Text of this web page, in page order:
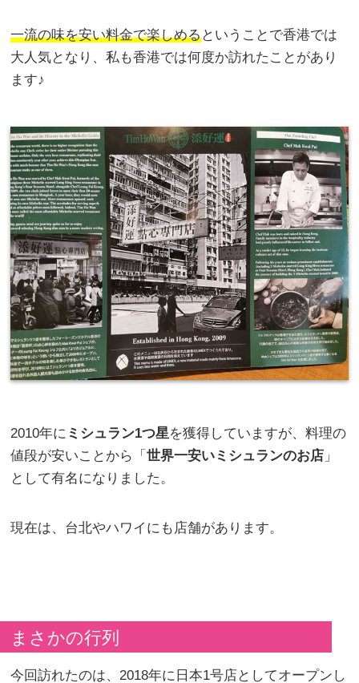
一流の味を安い料金で楽しめるということで香港では
大人気となり、私も香港では何度か訪れたことがあり
ます♪
2010年に ミシュラン1つ星を獲得していますが、料理の
値段が安いことから「世界一安いミシュランのお店 」
として有名になりました。
現在は、台北やハワイにも店舗があります。
まさかの行列
今回訪れたのは、2018年に日本1号店としてオープンし